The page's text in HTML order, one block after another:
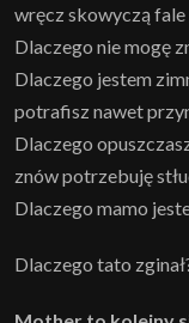
wręcz skowyczą fale
Dlaczego nie mogę
Dlaczego jestem
potrafisz nawet
Dlaczego
znów potrzebuję
Dlaczego mamo
Dlaczego tato